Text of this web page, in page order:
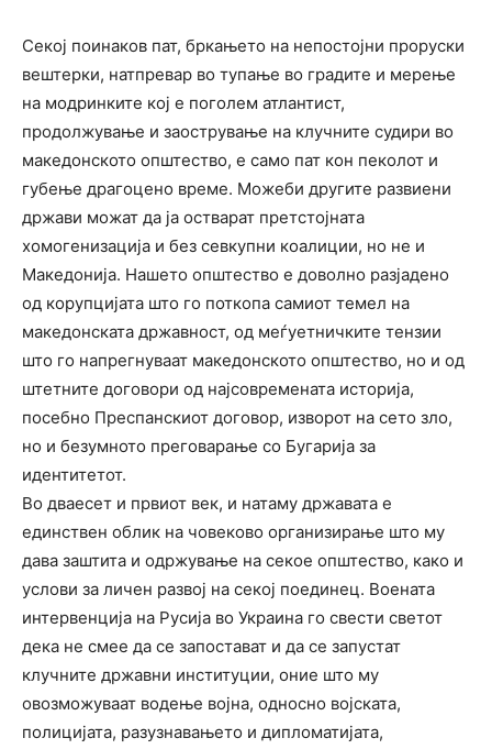
Секој поинаков пат, бркањето на непостојни проруски
вештерки, натпревар во тупање во градите и мерење
на модринките кој е поголем атлантист,
продолжување и заострување на клучните судири во
македонското општество, е само пат кон пеколот и
губење драгоцено време. Можеби другите развиени
држави можат да ја остварат претстојната
хомогенизација и без севкупни коалиции, но не и
Македонија. Нашето општество е доволно разјадено
од корупцијата што го поткопа самиот темел на
македонската државност, од меѓуетничките тензии
што го напрегнуваат македонското општество, но и од
штетните договори од најсовремената историја,
посебно Преспанскиот договор, изворот на сето зло,
но и безумното преговарање со Бугарија за
идентитетот.
Во дваесет и првиот век, и натаму државата е
единствен облик на човеково организирање што му
дава заштита и одржување на секое општество, како и
услови за личен развој на секој поединец. Воената
интервенција на Русија во Украина го свести светот
дека не смее да се запостават и да се запустат
клучните државни институции, оние што му
овозможуваат водење војна, односно војската,
полицијата, разузнавањето и дипломатијата,